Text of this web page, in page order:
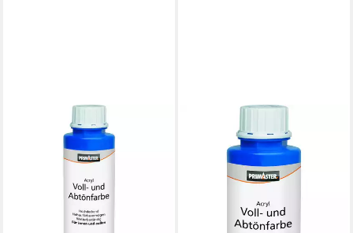
Vollton- und Abtönfarbe
Primaster Voll- und
lieferbar - in 3-4 Werktagen bei dir
Vollton- und Abtönfarbe
Primaster Voll- und
Abtönfarbe 250 ml blau matt
(21,76 €/ 1 l)
lieferbar - in 3-4 Werktagen bei dir